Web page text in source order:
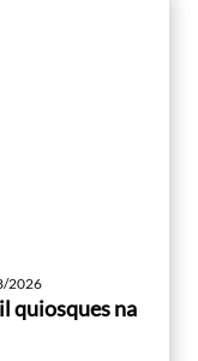
2026
quiosques na